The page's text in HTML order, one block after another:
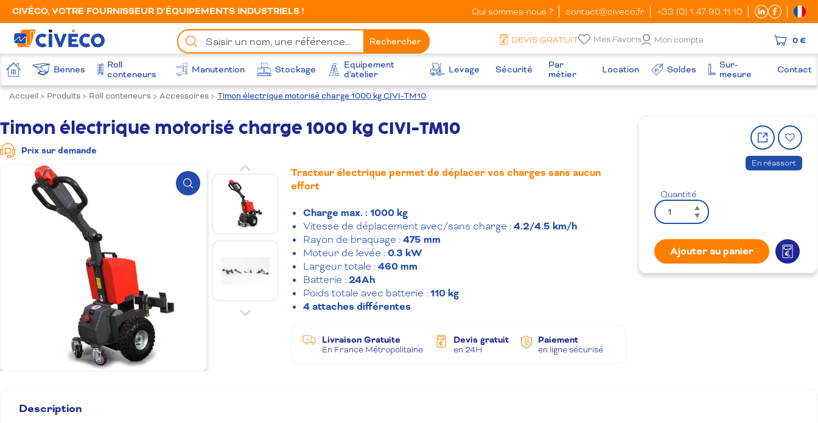
CIVÉCO, VOTRE FOURNISSEUR D’ÉQUIPEMENTS INDUSTRIELS ! Qui sommes-nous ? contact@civeco.fr +33 (0) 1 47 90 11 10
Chercher
un
produit
Rechercher DEVIS GRATUIT Mes Favoris Mon compte 0 €
Accueil Bennes
Roll
conteneurs
Manutention Stockage
Equipement
d'atelier
Levage Sécurité
Par
métier
Location Soldes
Sur-
mesure
Contact
Accueil > Produits > Roll conteneurs > Accessoires > Timon électrique motorisé charge 1000 kg CIVI-TM10
Timon électrique motorisé charge 1000 kg CIVI-TM10
Prix sur demande
Zoom
Tracteur électrique permet de déplacer vos charges sans aucun
effort
Charge max. : 1000 kg
Vitesse de déplacement avec/sans charge :4.2/4.5 km/h
Rayon de braquage :475 mm
Moteur de levée :0.3 kW
Largeur totale :460 mm
Batterie :24Ah
Poids totale avec batterie :110 kg
4 attaches différentes
Livraison Gratuite
En France Métropolitaine
Devis gratuit
en 24H
Paiement
en ligne sécurisé
Partager
le
produit
à
la
En réassort
Quantité
Ajouter au panier
Description